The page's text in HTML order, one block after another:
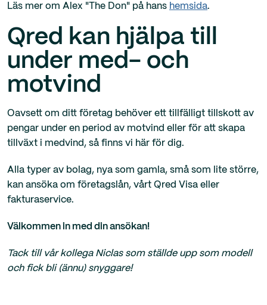
Läs mer om Alex "The Don" på hans hemsida.
Qred kan hjälpa till
under med- och
motvind
Oavsett om ditt företag behöver ett tillfälligt tillskott av
pengar under en period av motvind eller för att skapa
tillväxt i medvind, så finns vi här för dig.
Alla typer av bolag, nya som gamla, små som lite större,
kan ansöka om företagslån, vårt Qred Visa eller
fakturaservice.
Välkommen in med din ansökan!
Tack till vår kollega Niclas som ställde upp som modell
och fick bli (ännu) snyggare!